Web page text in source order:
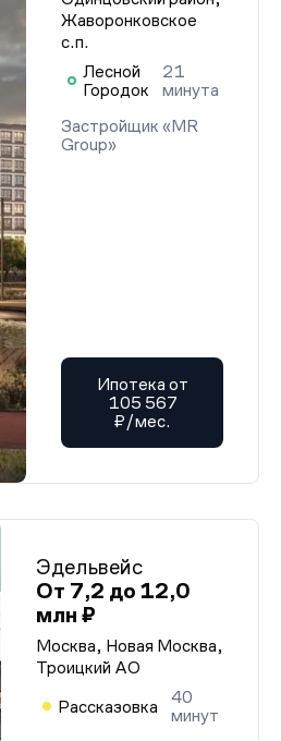
Жаворонковское
с.п.
Лесной
Городок
21
минута
Застройщик «MR
Group»
Ипотека от
105 567
₽/мес.
Эдельвейс
От 7,2 до 12,0
млн ₽
Москва, Новая Москва,
Троицкий АО
Рассказовка
40
минут